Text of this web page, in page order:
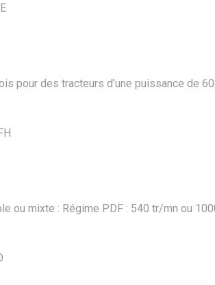
pour des tracteurs d’une puissance de 60
ou mixte : Régime PDF : 540 tr/mn ou